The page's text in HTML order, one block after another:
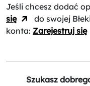
Jeśli chcesz dodać
się
do swojej
konta: Zarejestruj się
Szukasz